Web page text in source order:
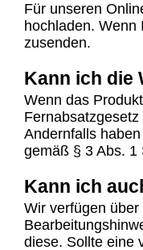
Für unseren
hochladen.
zusenden.
Kann ich die
Wenn das
Andernfalls
gemäß § 3 Abs. 1
Kann ich
Wir verfügen
diese. Sollte eine